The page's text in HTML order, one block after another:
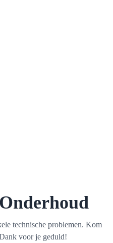
technische problemen. Kom
voor je geduld!